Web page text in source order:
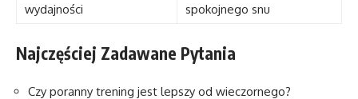
wydajności
spokojnego snu
Najczęściej Zadawane Pytania
Czy poranny trening jest lepszy od wieczornego?